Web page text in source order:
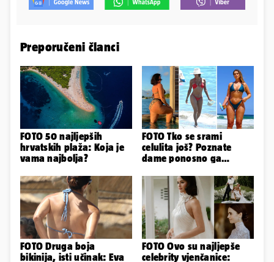
Preporučeni članci
FOTO 50 najljepših
hrvatskih plaža: Koja je
vama najbolja?
FOTO Tko se srami
celulita još? Poznate
dame ponosno ga
obline
FOTO Druga boja
bikinija, isti učinak: Eva
FOTO Ovo su najljepše
celebrity vjenčanice: